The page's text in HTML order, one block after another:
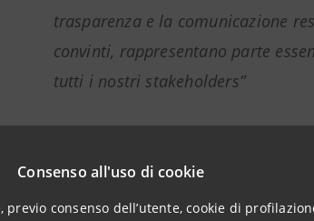
Consenso all'uso di cookie
previo consenso dell’utente, cookie di
trasparenza e la comunicazione
convinti, rappresentano parte
tutti i nostri stakeholders”
da Extel (precedentemente
sul mercato da oltre 50 anni, si basano